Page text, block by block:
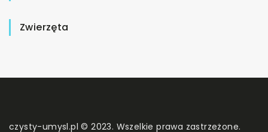
Zwierzęta
czysty-umysl.pl © 2023. Wszelkie prawa zastrzeżone.